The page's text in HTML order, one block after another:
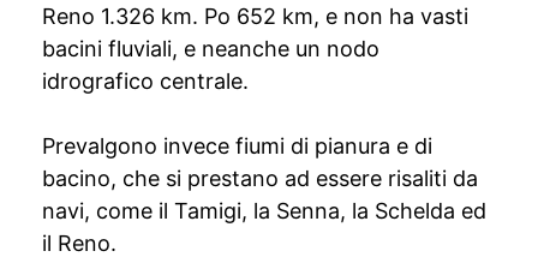
Reno 1.326 km. Po 652 km, e non ha vasti
bacini fluviali, e neanche un nodo
idrografico centrale.
Prevalgono invece fiumi di pianura e di
bacino, che si prestano ad essere risaliti da
navi, come il Tamigi, la Senna, la Schelda ed
il Reno.